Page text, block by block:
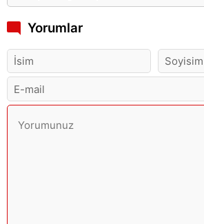
Yorumlar